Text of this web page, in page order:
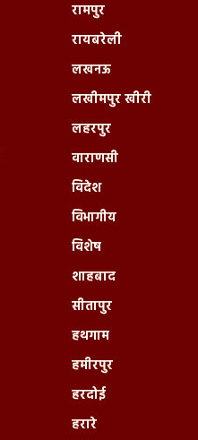
रामपुर
रायबरेली
लखनऊ
लखीमपुर खीरी
लहरपुर
वाराणसी
विदेश
विभागीय
विशेष
शाहबाद
सीतापुर
हथगाम
हमीरपुर
हरदोई
हरारे